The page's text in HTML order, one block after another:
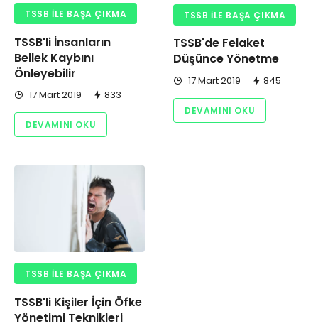
TSSB ILE BAŞA ÇIKMA
TSSB'li İnsanların
Bellek Kaybını
Önleyebilir
17 Mart 2019 833
DEVAMINI OKU
TSSB ILE BAŞA ÇIKMA
TSSB'de Felaket
Düşünce Yönetme
17 Mart 2019 845
DEVAMINI OKU
TSSB ILE BAŞA ÇIKMA
TSSB'li Kişiler İçin Öfke
Yönetimi Teknikleri